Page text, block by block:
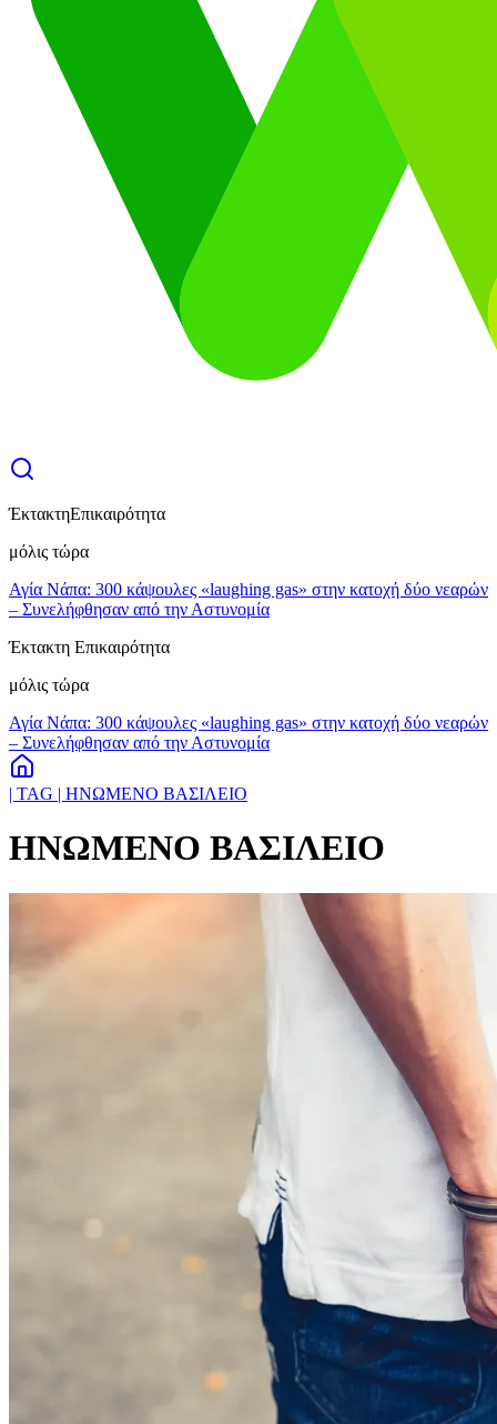
ΈκτακτηΕπικαιρότητα
μόλις τώρα
Αγία Νάπα: 300 κάψουλες «laughing gas» στην κατοχή δύο νεαρών
– Συνελήφθησαν από την Αστυνομία
Έκτακτη Επικαιρότητα
μόλις τώρα
Αγία Νάπα: 300 κάψουλες «laughing gas» στην κατοχή δύο νεαρών
– Συνελήφθησαν από την Αστυνομία
| TAG | ΗΝΩΜΕΝΟ ΒΑΣΙΛΕΙΟ
ΗΝΩΜΕΝΟ ΒΑΣΙΛΕΙΟ